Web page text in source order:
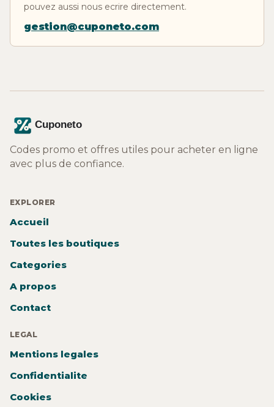
pouvez aussi nous ecrire directement.
gestion@cuponeto.com
Codes promo et offres utiles pour acheter en ligne
avec plus de confiance.
EXPLORER
Accueil
Toutes les boutiques
Categories
A propos
Contact
LEGAL
Mentions legales
Confidentialite
Cookies